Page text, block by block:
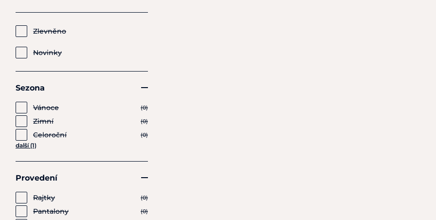
Zlevněno
Novinky
Sezona
Vánoce (0)
Zimní (0)
Celoroční (0)
další (1)
Provedení
Rajtky (0)
Pantalony (0)